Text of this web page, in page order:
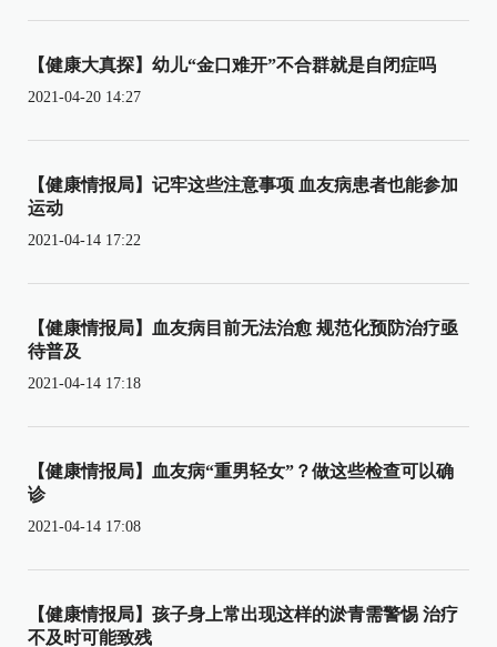
【健康大真探】幼儿“金口难开”不合群就是自闭症吗
2021-04-20 14:27
【健康情报局】记牢这些注意事项 血友病患者也能参加
运动
2021-04-14 17:22
【健康情报局】血友病目前无法治愈 规范化预防治疗亟
待普及
2021-04-14 17:18
【健康情报局】血友病“重男轻女”？做这些检查可以确
诊
2021-04-14 17:08
【健康情报局】孩子身上常出现这样的淤青需警惕 治疗
不及时可能致残